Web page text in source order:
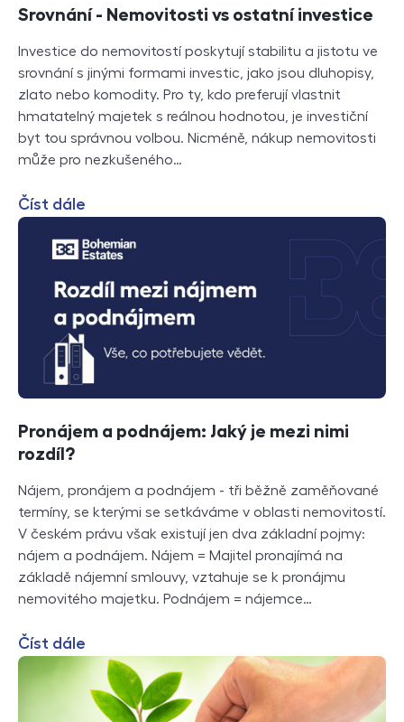
Srovnání - Nemovitosti vs ostatní investice
Investice do nemovitostí poskytují stabilitu a jistotu ve
srovnání s jinými formami investic, jako jsou dluhopisy,
zlato nebo komodity. Pro ty, kdo preferují vlastnit
hmatatelný majetek s reálnou hodnotou, je investiční
byt tou správnou volbou. Nicméně, nákup nemovitosti
může pro nezkušeného…
Číst dále
Pronájem a podnájem: Jaký je mezi nimi
rozdíl?
Nájem, pronájem a podnájem - tři běžně zaměňované
termíny, se kterými se setkáváme v oblasti nemovitostí.
V českém právu však existují jen dva základní pojmy:
nájem a podnájem. Nájem = Majitel pronajímá na
základě nájemní smlouvy, vztahuje se k pronájmu
nemovitého majetku. Podnájem = nájemce…
Číst dále